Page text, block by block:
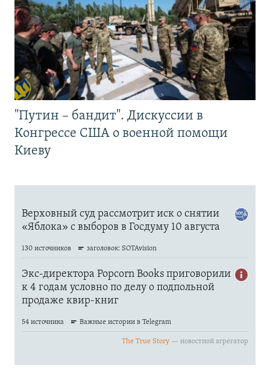
"Путин – бандит". Дискуссии в
Конгрессе США о военной помощи
Киеву